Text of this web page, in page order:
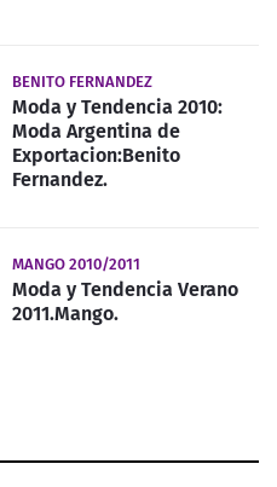
BENITO FERNANDEZ
Moda y Tendencia 2010:
Moda Argentina de
Exportacion:Benito
Fernandez.
MANGO 2010/2011
Moda y Tendencia Verano
2011.Mango.